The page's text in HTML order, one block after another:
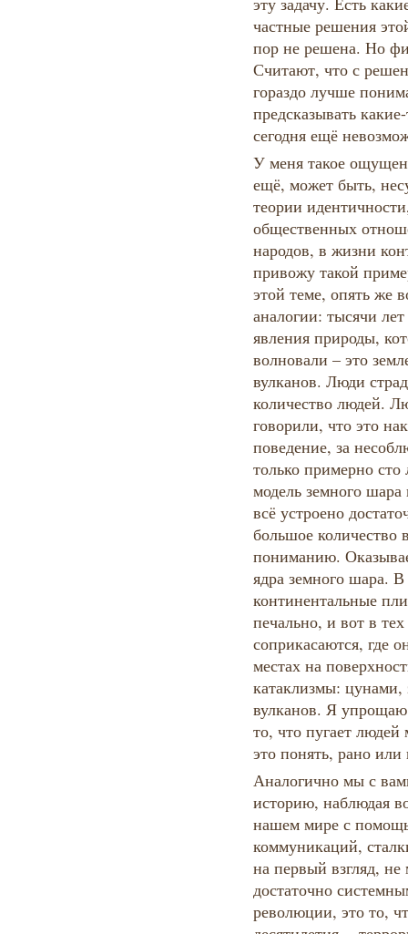
частные решения
пор не решена. Но
Считают, что с
гораздо лучше
предсказывать
сегодня ещё
У меня такое
ещё, может быть,
теории
общественных
народов, в жизни
привожу такой
этой теме, опять же
аналогии: тысячи
явления природы,
волновали – это
вулканов. Люди
количество людей.
говорили, что это
поведение, за
только примерно сто
модель земного
всё устроено
большое количество
пониманию.
ядра земного шара.
континентальные
печально, и вот в
соприкасаются, где
местах на
катаклизмы: цунами,
вулканов. Я упрощаю
то, что пугает людей
это понять, рано
Аналогично мы с
историю, наблюдая
нашем мире с
коммуникаций,
на первый взгляд,
достаточно
революции, это то,